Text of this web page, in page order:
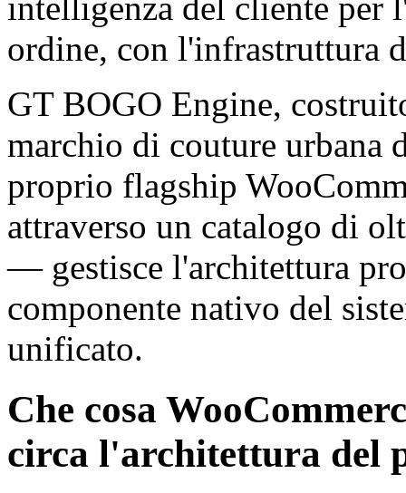
ordine, con l'infrastruttura
GT BOGO Engine,
marchio di couture urbana
proprio flagship
attraverso un catalogo di
— gestisce l'architettura
componente nativo del
unificato.
Che cosa
circa l'architettura del